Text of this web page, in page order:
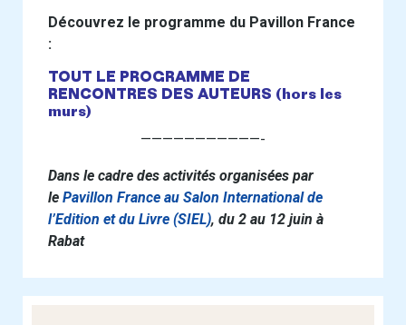
Découvrez le programme du Pavillon France
:
TOUT LE PROGRAMME DE
RENCONTRES DES AUTEURS (hors les
murs)
———————————-
Dans le cadre des activités organisées par
le Pavillon France au Salon International de
l’Edition et du Livre (SIEL), du 2 au 12 juin à
Rabat